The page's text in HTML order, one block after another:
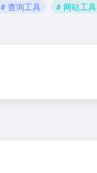
# 查询工具 # 网站工具